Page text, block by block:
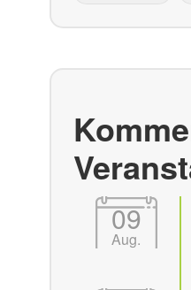
09
Aug.